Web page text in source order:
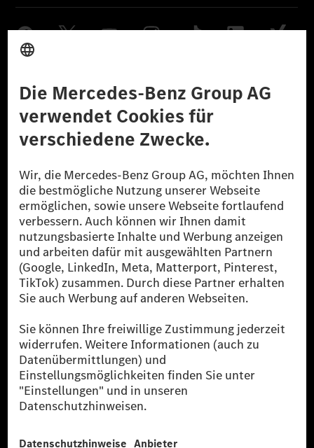
Datenschutz Lizenzhinweise Dritter Barrierefreiheit
© 2026 Mercedes-Benz Group AG. Alle Rechte vorbehalten.
[1] Bilanziell CO₂-neutral bedeutet, dass nicht vermiedene oder nicht
reduzierte CO₂-Emissionen bei der Mercedes-Benz Group durch
zertifizierte Ausgleichsprojekte kompensiert werden.
[2] Renewable Charging ist ein integraler Bestandteil von MB.CHARGE
Public in Europa, den USA, Kanada und China. Sofern an der jeweiligen
Ladestation noch kein Strom aus erneuerbaren Energien vorliegt,
verwendet Renewable Charging Grünstromzertifikate*. Diese stellen
sicher, dass für Ladevorgänge über MB.CHARGE Public eine äquivalente
Strommenge aus erneuerbaren Energien ins Stromnetz eingespeist wird.
* Inkl. EKOenergy Ökolabel
* Die angegebenen Werte wurden nach dem vorgeschriebenen
Messverfahren WLTP (Worldwide harmonised Light vehicles Test
Procedure) ermittelt. Die angegebenen Spannweiten beziehen sich auf
den europäischen Markt. Der Energieverbrauch und der CO₂-Ausstoß
eines Pkw sind nicht nur von der effizienten Ausnutzung des Kraftstoffs
bzw. des Energieträgers durch den Pkw, sondern auch vom Fahrstil und
** Der Stromverbrauch wurde auf der Grundlage der VO 692/2008/EG